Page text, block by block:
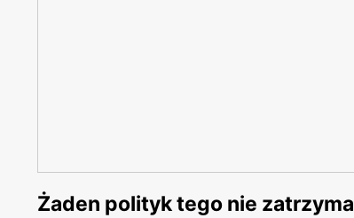
Żaden polityk tego nie zatrzyma